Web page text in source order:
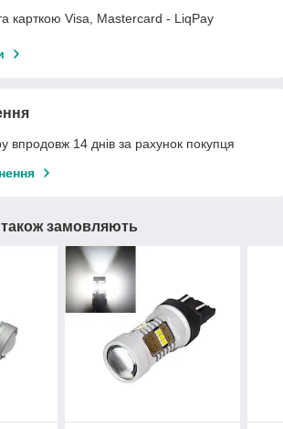
карткою Visa, Mastercard - LiqPay
впродовж 14 днів за рахунок покупця
замовляють